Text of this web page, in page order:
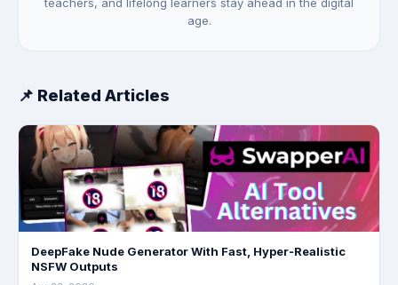
teachers, and lifelong learners stay ahead in the digital
age.
📌 Related Articles
DeepFake Nude Generator With Fast, Hyper‑Realistic
NSFW Outputs